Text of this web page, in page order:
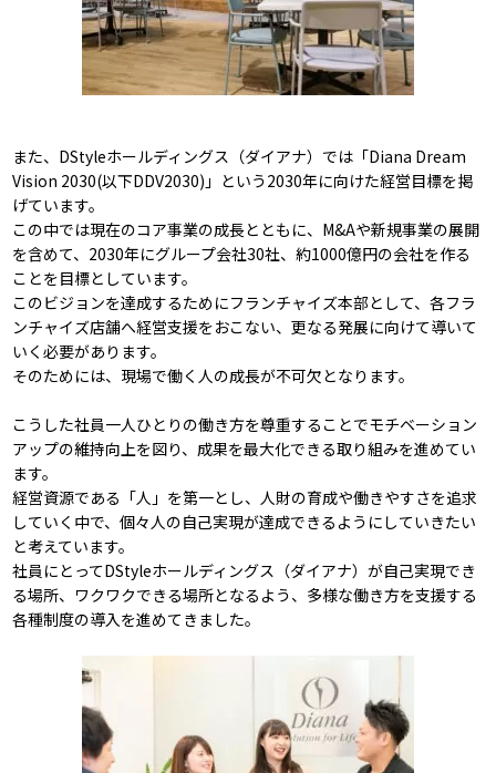
また、DStyleホールディングス（ダイアナ）では「Diana Dream
Vision 2030(以下DDV2030)」という2030年に向けた経営目標を掲
げています。
この中では現在のコア事業の成長とともに、M&Aや新規事業の展開
を含めて、2030年にグループ会社30社、約1000億円の会社を作る
ことを目標としています。
このビジョンを達成するためにフランチャイズ本部として、各フラ
ンチャイズ店舗へ経営支援をおこない、更なる発展に向けて導いて
いく必要があります。
そのためには、現場で働く人の成長が不可欠となります。
こうした社員一人ひとりの働き方を尊重することでモチベーション
アップの維持向上を図り、成果を最大化できる取り組みを進めてい
ます。
経営資源である「人」を第一とし、人財の育成や働きやすさを追求
していく中で、個々人の自己実現が達成できるようにしていきたい
と考えています。
社員にとってDStyleホールディングス（ダイアナ）が自己実現でき
る場所、ワクワクできる場所となるよう、多様な働き方を支援する
各種制度の導入を進めてきました。